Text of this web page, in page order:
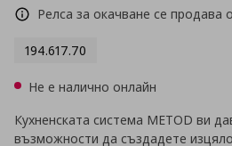
Релса за окачване се продава
194.617.70
Не е налично онлайн
Кухненската система METOD ви
възможности да създадете